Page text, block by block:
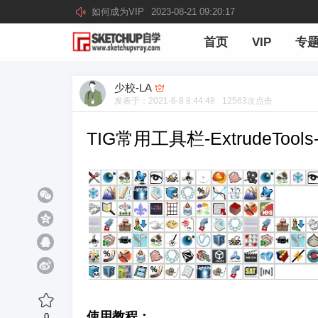
如何成为VIP 2023-08-21 09:20:17
首页 VIP 专
少校-LA
发表于： 2021-6-8 8:44:48 12563次点击
TIG常用工具栏-